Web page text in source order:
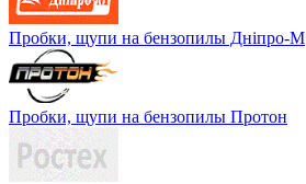
Пробки, щупи на бензопилы Дніпро-М
Пробки, щупи на бензопилы Протон